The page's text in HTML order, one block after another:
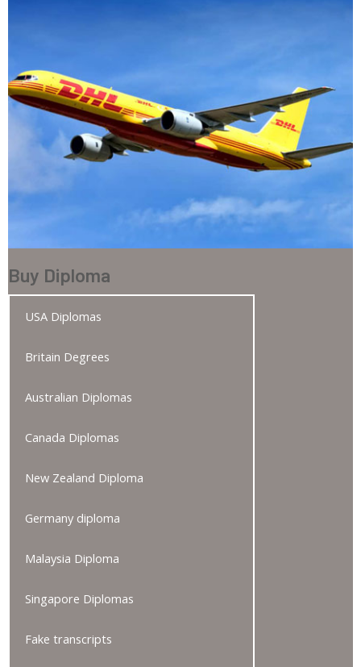
Buy Diploma
USA Diplomas
Britain Degrees
Australian Diplomas
Canada Diplomas
New Zealand Diploma
Germany diploma
Malaysia Diploma
Singapore Diplomas
Fake transcripts